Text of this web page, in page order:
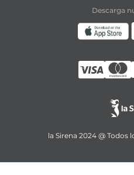
Descarga
la Sirena 2024 @ Todos